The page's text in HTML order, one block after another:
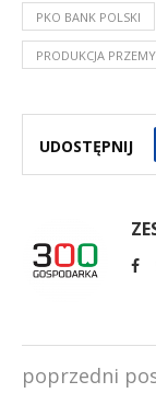
PKO BANK POLSKI
PRODUKCJA
UDOSTĘPNIJ
poprzedni